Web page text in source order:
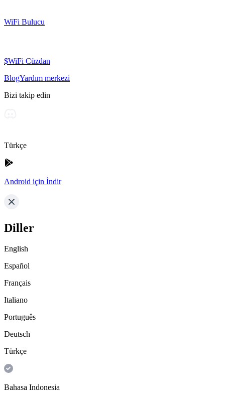
WiFi Bulucu
$WiFi Cüzdan
BlogYardım merkezi
Bizi takip edin
Türkçe
Android için İndir
Diller
English
Español
Français
Italiano
Português
Deutsch
Türkçe
Bahasa Indonesia